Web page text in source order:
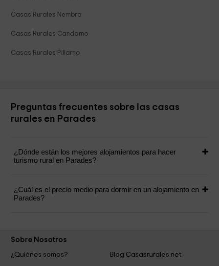
Casas Rurales Nembra
Casas Rurales Candamo
Casas Rurales Pillarno
Preguntas frecuentes sobre las casas
rurales en Parades
¿Dónde están los mejores alojamientos para hacer
turismo rural en Parades?
¿Cuál es el precio medio para dormir en un alojamiento en
Parades?
Sobre Nosotros
¿Quiénes somos?
Blog Casasrurales.net